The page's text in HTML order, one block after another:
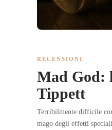
RECENSIONI
Mad God:
Tippett
Terribilmente difficile
mago degli effetti